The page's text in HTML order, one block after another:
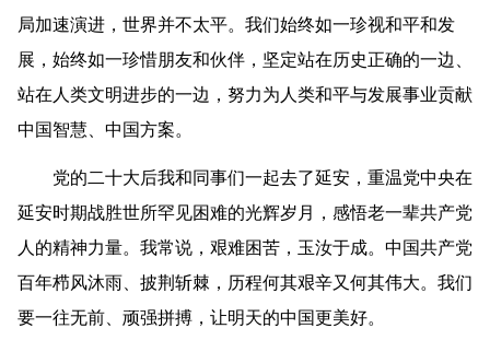
局加速演进，世界并不太平。我们始终如一珍视和平和发
展，始终如一珍惜朋友和伙伴，坚定站在历史正确的一边、
站在人类文明进步的一边，努力为人类和平与发展事业贡献
中国智慧、中国方案。
党的二十大后我和同事们一起去了延安，重温党中央在
延安时期战胜世所罕见困难的光辉岁月，感悟老一辈共产党
人的精神力量。我常说，艰难困苦，玉汝于成。中国共产党
百年栉风沐雨、披荆斩棘，历程何其艰辛又何其伟大。我们
要一往无前、顽强拼搏，让明天的中国更美好。